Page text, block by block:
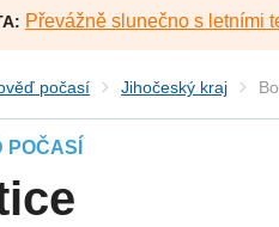
Převážně slunečno s letními
počasí Jihočeský kraj
POČASÍ